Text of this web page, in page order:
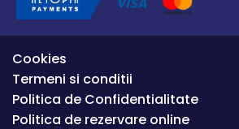
Cookies
Termeni si conditii
Politica de Confidentialitate
Politica de rezervare online